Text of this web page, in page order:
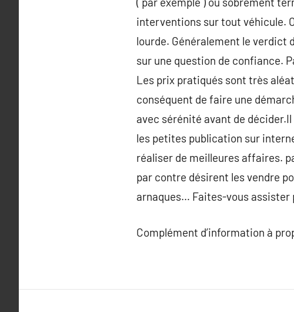
interventions sur tout véhicule.
lourde. Généralement le verdict
sur une question de confiance.
Les prix pratiqués sont très
conséquent de faire une
avec sérénité avant de
les petites publication sur
réaliser de meilleures affaires.
par contre désirent les vendre
arnaques… Faites-vous assister
Complément d’information à